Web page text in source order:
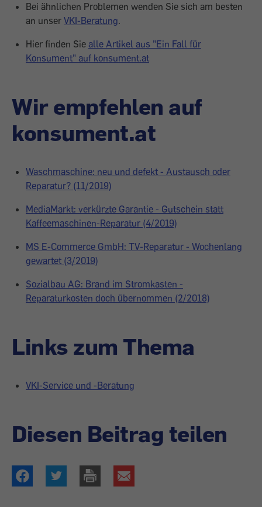
Bei ähnlichen Problemen wenden Sie sich am besten
an unser VKI-Beratung.
Hier finden Sie alle Artikel aus "Ein Fall für
Konsument" auf konsument.at
Wir empfehlen auf
konsument.at
Waschmaschine: neu und defekt - Austausch oder
Reparatur? (11/2019)
MediaMarkt: verkürzte Garantie - Gutschein statt
Kaffeemaschinen-Reparatur (4/2019)
MS E-Commerce GmbH: TV-Reparatur - Wochenlang
gewartet (3/2019)
Sozialbau AG: Brand im Stromkasten -
Reparaturkosten doch übernommen (2/2018)
Links zum Thema
VKI-Service und -Beratung
Diesen Beitrag teilen